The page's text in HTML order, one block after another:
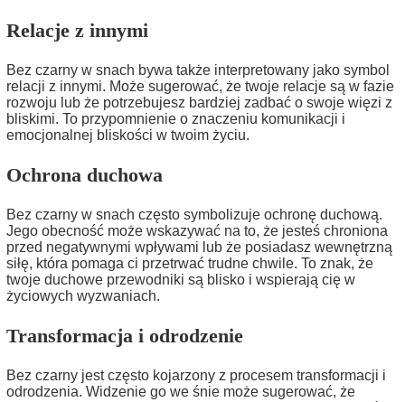
Relacje z innymi
Bez czarny w snach bywa także interpretowany jako symbol
relacji z innymi. Może sugerować, że twoje relacje są w fazie
rozwoju lub że potrzebujesz bardziej zadbać o swoje więzi z
bliskimi. To przypomnienie o znaczeniu komunikacji i
emocjonalnej bliskości w twoim życiu.
Ochrona duchowa
Bez czarny w snach często symbolizuje ochronę duchową.
Jego obecność może wskazywać na to, że jesteś chroniona
przed negatywnymi wpływami lub że posiadasz wewnętrzną
siłę, która pomaga ci przetrwać trudne chwile. To znak, że
twoje duchowe przewodniki są blisko i wspierają cię w
życiowych wyzwaniach.
Transformacja i odrodzenie
Bez czarny jest często kojarzony z procesem transformacji i
odrodzenia. Widzenie go we śnie może sugerować, że